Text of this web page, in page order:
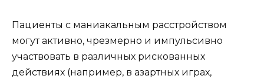
Пациенты с маниакальным расстройством
могут активно, чрезмерно и импульсивно
участвовать в различных рискованных
действиях (например, в азартных играх,